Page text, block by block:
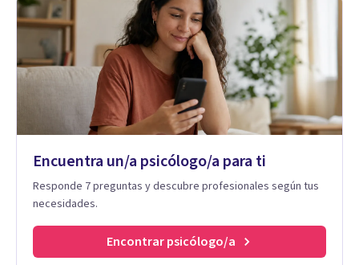
Encuentra un/a psicólogo/a para ti
Responde 7 preguntas y descubre profesionales según tus
necesidades.
Encontrar psicólogo/a